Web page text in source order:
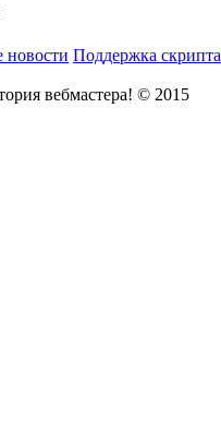
новости Поддержка скрипта
вебмастера! © 2015